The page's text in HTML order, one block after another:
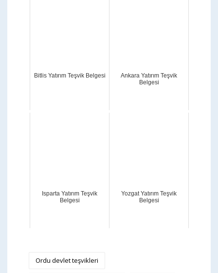
Bitlis Yatırım Teşvik Belgesi
Ankara Yatırım Teşvik
Belgesi
Isparta Yatırım Teşvik
Belgesi
Yozgat Yatırım Teşvik
Belgesi
Ordu devlet teşvikleri